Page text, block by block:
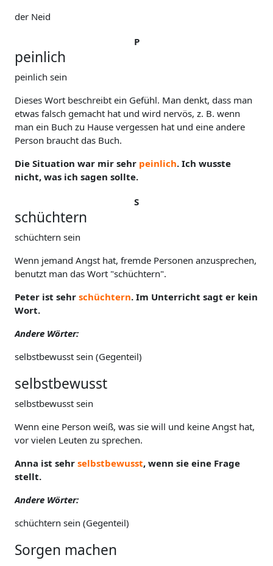
der Neid
P
peinlich
peinlich sein
Dieses Wort beschreibt ein Gefühl. Man denkt, dass man
etwas falsch gemacht hat und wird nervös, z. B. wenn
man ein Buch zu Hause vergessen hat und eine andere
Person braucht das Buch.
Die Situation war mir sehr peinlich. Ich wusste
nicht, was ich sagen sollte.
S
schüchtern
schüchtern sein
Wenn jemand Angst hat, fremde Personen anzusprechen,
benutzt man das Wort "schüchtern".
Peter ist sehr schüchtern. Im Unterricht sagt er kein
Wort.
Andere Wörter:
selbstbewusst sein (Gegenteil)
selbstbewusst
selbstbewusst sein
Wenn eine Person weiß, was sie will und keine Angst hat,
vor vielen Leuten zu sprechen.
Anna ist sehr selbstbewusst, wenn sie eine Frage
stellt.
Andere Wörter:
schüchtern sein (Gegenteil)
Sorgen machen